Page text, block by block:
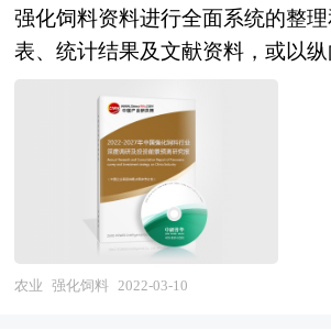
务部、国家发改委、国务院发展
铁行业协会、中研普华产业研究
量资料，对中国国家 “十三五”经
果进行分析、产业链上下游行业发
需形势、进出口等进行了深入研究
中国钢铁行业发展状况和特点，以
钢铁行业将面临的挑战、行业的区
争格局。报告还对“十四五”全球及
国家海关总署、全国商业信息中
监测中心、中国行业研究网、全
报纸杂志的基础信息等公布和提供
据，客观、多角度地对中国无味发
分析研究。报告在总结中国无味发
程的基础上，结合新时期的各方面
味发胶浆行业的发展趋势给予了细
论证。报告资料详实，图表丰富，
析，又有直观的比较，为无味发胶
强化饲料资料进行全面系统的整
表、统计结果及文献资料，或以
或横向类别分析提出论点、分析论
强化饲料报告绝对如实地反映客观
明、推断、引用均恰如其分。文字
确。研究报告的文字也简单、明了
既明白如话，又把研究的效果准确
出来。强化饲料研究报告以行业为
于行业的现状，行业经济运行数据
农业 强化饲料 2022-03-10